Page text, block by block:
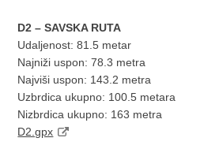
D2 – SAVSKA RUTA
Udaljenost: 81.5 metar
Najniži uspon: 78.3 metra
Najviši uspon: 143.2 metra
Uzbrdica ukupno: 100.5 metara
Nizbrdica ukupno: 163 metra
D2.gpx